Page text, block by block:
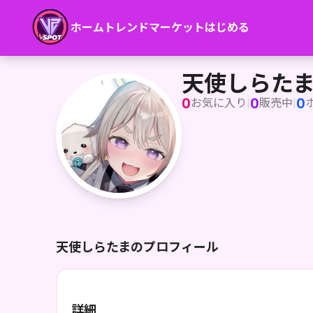
ホーム トレンドマーケットはじめる
天使しらたま
天使しらたま
0お気に入り |0販売中|0
天使しらたまのプロフィール